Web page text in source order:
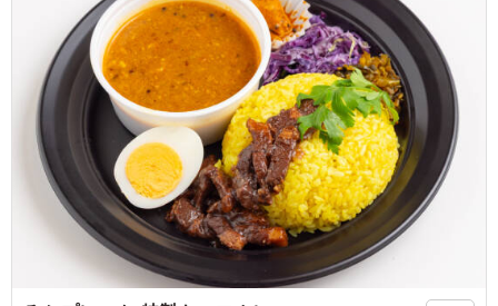
株式会社えすと
オーベルジーヌのカレーを初めて食べた時の衝撃が忘れら
れずついリピートしてしまいます。 特にビーフカレー
は、大きな牛肉がゴロゴロ入っているのが特徴で風味もよ
く人気です。辛さもちょうど良かったです。 また頼みま
す。
ご利用シーン：ロケ・撮影›ロケ
東京都大田区南雪谷2026/05/14